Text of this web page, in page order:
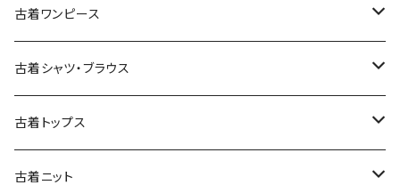
古着ワンピース
古着長袖ワンピース
古着半袖ワンピース
古着ノースリーブワンピース
古着シャツ・ブラウス
古着長袖シャツ・ブラウス
古着半袖シャツ・ブラウス
古着トップス
古着スウェット&パーカー
古着ニット